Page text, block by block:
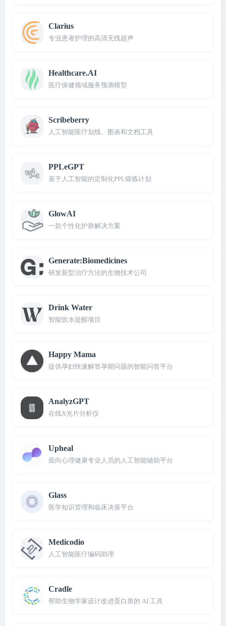
Clarius
专业患者护理的高清无线超声
Healthcare.AI
医疗保健领域服务预测模型
Scribeberry
人工智能医疗划线、图表和文档工具
PPLeGPT
基于人工智能的定制化PPL锻炼计划
GlowAI
一款个性化护肤解决方案
Generate:Biomedicines
研发新型治疗方法的生物技术公司
Drink Water
智能饮水提醒项目
Happy Mama
提供孕妇快速解答孕期问题的智能问答平台
AnalyzGPT
在线X光片分析仪
Upheal
面向心理健康专业人员的人工智能辅助平台
Glass
医学知识管理和临床决策平台
Medicodio
人工智能医疗编码助理
Cradle
帮助生物学家设计改进蛋白质的 AI 工具